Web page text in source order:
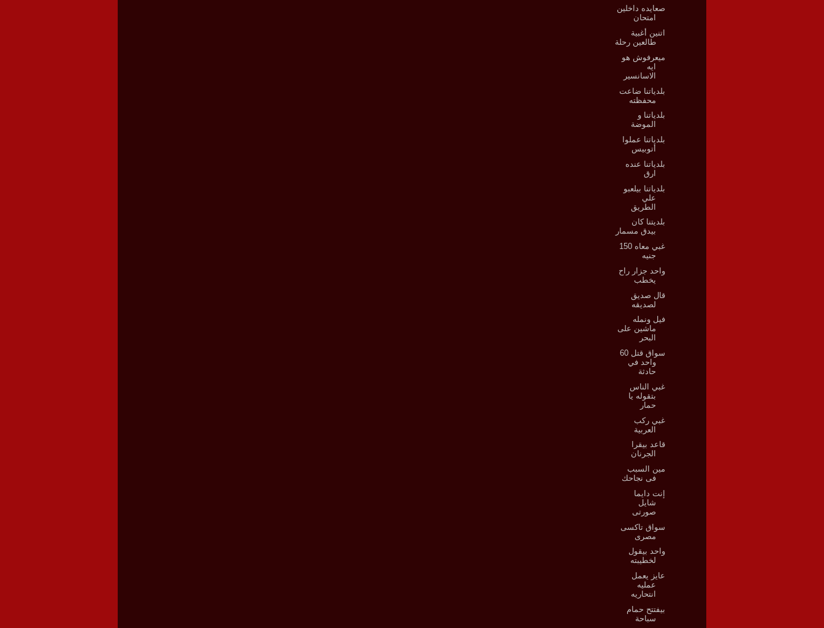
صعايده داخلين
امتحان
اتنين أغبية
طالعين رحلة
ميعرفوش هو
ايه
الاسانسير
بلدياتنا ضاعت
محفظته
بلدياتنا و
الموضة
بلدياتنا عملوا
أتوبيس
بلدياتنا عنده
ارق
بلدياتنا بيلعبو
علي
الطريق
بلديتنا كان
بيدق مسمار
غبي معاه 150
جنيه
واحد جزار راح
يخطب
قال صديق
لصديقه
فيل ونمله
ماشين على
البحر
سواق قتل 60
واحد في
حادثة
غبي الناس
بتقوله يا
حمار
غبي ركب
العربية
قاعد بيقرا
الجرنان
مين السبب
فى نجاحك
إنت دايما
شايل
صورتى
سواق تاكسى
مصرى
واحد بيقول
لخطيبته
عايز يعمل
عمليه
انتحاريه
بيفتتح حمام
سباحة